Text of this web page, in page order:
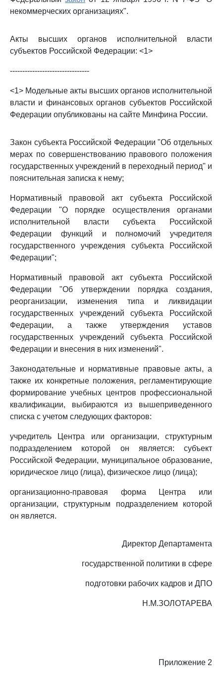
некоммерческих организациях".
Акты высших органов исполнительной власти
субъектов Российской Федерации: <1>
--------------------------------
<1> Модельные акты высших органов исполнительной
власти и финансовых органов субъектов Российской
Федерации опубликованы на сайте Минфина России.
Закон субъекта Российской Федерации "Об отдельных
мерах по совершенствованию правового положения
государственных учреждений в переходный период" и
пояснительная записка к нему;
Нормативный правовой акт субъекта Российской
Федерации "О порядке осуществления органами
исполнительной власти субъекта Российской
Федерации функций и полномочий учредителя
государственного учреждения субъекта Российской
Федерации";
Нормативный правовой акт субъекта Российской
Федерации "Об утверждении порядка создания,
реорганизации, изменения типа и ликвидации
государственных учреждений субъекта Российской
Федерации, а также утверждения уставов
государственных учреждений субъекта Российской
Федерации и внесения в них изменений".
Законодательные и нормативные правовые акты, а
также их конкретные положения, регламентирующие
формирование учебных центров профессиональной
квалификации, выбираются из вышеприведенного
списка с учетом следующих факторов:
учредитель Центра или организации, структурным
подразделением которой он является: субъект
Российской Федерации, муниципальное образование,
юридическое лицо (лица), физическое лицо (лица);
организационно-правовая форма Центра или
организации, структурным подразделением которой
он является.
Директор Департамента
государственной политики в сфере
подготовки рабочих кадров и ДПО
H.M.ЗОЛОТАРЕВА
Приложение 2